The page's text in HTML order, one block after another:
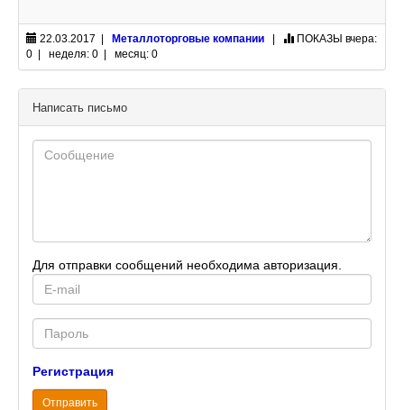
22.03.2017 | Металлоторговые компании ПОКАЗЫ вчера:
0 | неделя: 0 | месяц: 0
Написать письмо
Для отправки сообщений необходима авторизация.
mail
Password
Регистрация
Отправить